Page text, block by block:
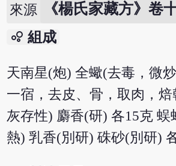
來源 《楊氏家藏方》卷
bubble_chart 組成
天南星(炮) 全蠍(去毒，微
一宿，去皮、骨，取肉，
灰存性) 麝香(研) 各15克 蜈
熱) 乳香(別研) 硃砂(別研)